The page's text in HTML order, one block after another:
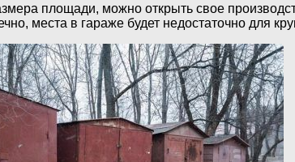
площади, можно открыть свое
места в гараже будет недостаточно для